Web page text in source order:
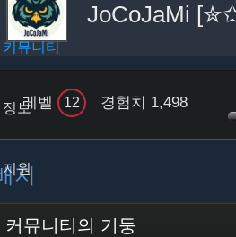
커뮤니티
정보
지원
JoCoJaMi
레벨 12 경험치 1,498
지
커뮤니티의 기둥